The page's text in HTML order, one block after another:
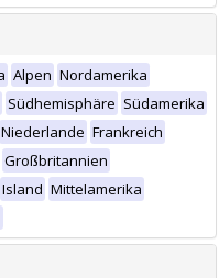
Alpen Nordamerika
Südhemisphäre Südamerika
Niederlande Frankreich
Großbritannien
Island Mittelamerika